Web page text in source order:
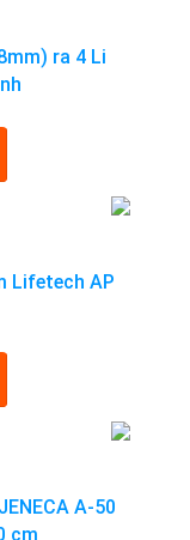
ra 4 Li
Lifetech AP
A-50
cm